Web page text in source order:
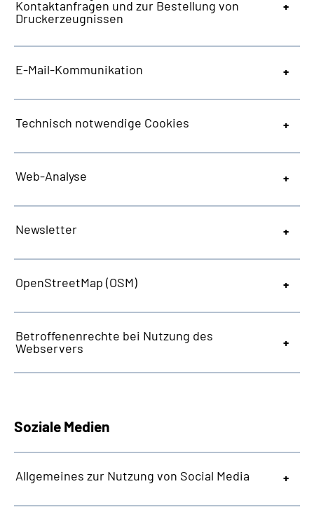
Kontaktanfragen und zur Bestellung von
Druckerzeugnissen
E-Mail-Kommunikation
Technisch notwendige Cookies
Web-Analyse
Newsletter
OpenStreetMap (OSM)
Betroffenenrechte bei Nutzung des
Webservers
Soziale Medien
Allgemeines zur Nutzung von Social Media